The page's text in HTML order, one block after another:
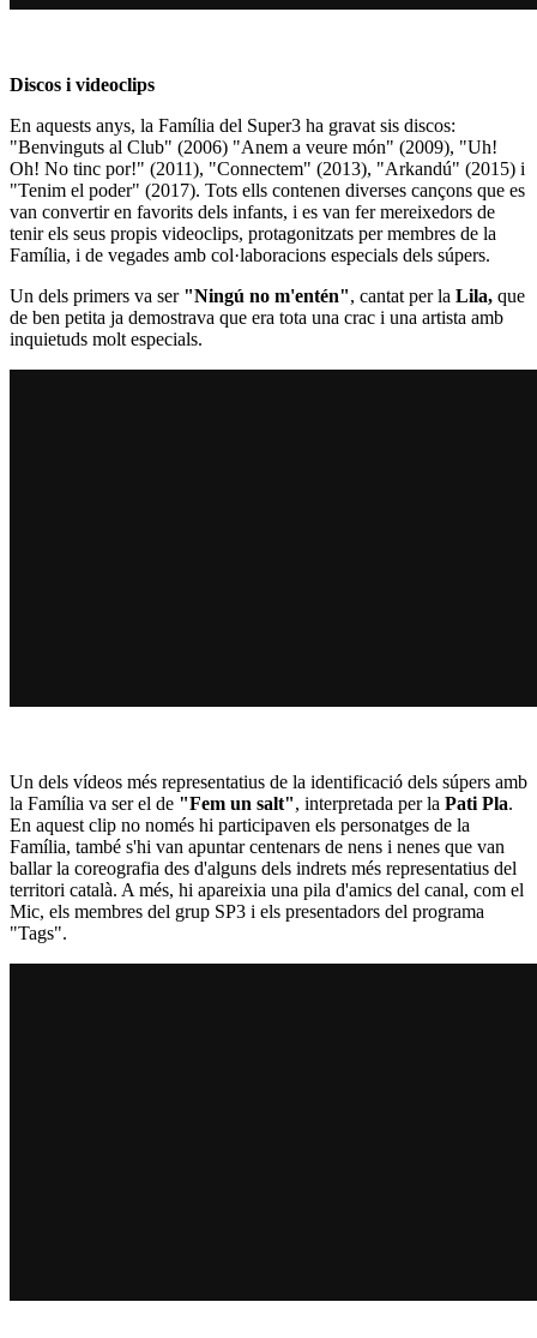
Discos i videoclips
En aquests anys, la Família del Super3 ha gravat sis discos:
"Benvinguts al Club" (2006) "Anem a veure món" (2009), "Uh!
Oh! No tinc por!" (2011), "Connectem" (2013), "Arkandú" (2015) i
"Tenim el poder" (2017). Tots ells contenen diverses cançons que es
van convertir en favorits dels infants, i es van fer mereixedors de
tenir els seus propis videoclips, protagonitzats per membres de la
Família, i de vegades amb col·laboracions especials dels súpers.
Un dels primers va ser "Ningú no m'entén", cantat per la Lila, que
de ben petita ja demostrava que era tota una crac i una artista amb
inquietuds molt especials.
Un dels vídeos més representatius de la identificació dels súpers amb
la Família va ser el de "Fem un salt", interpretada per la Pati Pla.
En aquest clip no només hi participaven els personatges de la
Família, també s'hi van apuntar centenars de nens i nenes que van
ballar la coreografia des d'alguns dels indrets més representatius del
territori català. A més, hi apareixia una pila d'amics del canal, com el
Mic, els membres del grup SP3 i els presentadors del programa
"Tags".